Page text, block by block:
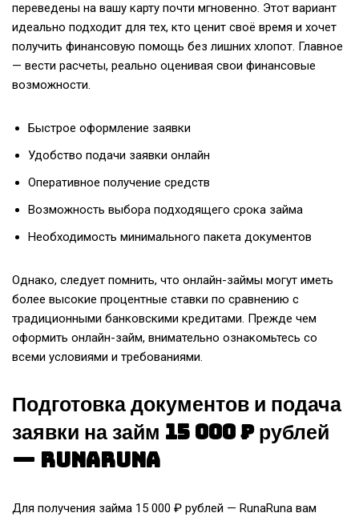
переведены на вашу карту почти мгновенно. Этот вариант
идеально подходит для тех, кто ценит своё время и хочет
получить финансовую помощь без лишних хлопот. Главное
— вести расчеты, реально оценивая свои финансовые
возможности.
Быстрое оформление заявки
Удобство подачи заявки онлайн
Оперативное получение средств
Возможность выбора подходящего срока займа
Необходимость минимального пакета документов
Однако, следует помнить, что онлайн-займы могут иметь
более высокие процентные ставки по сравнению с
традиционными банковскими кредитами. Прежде чем
оформить онлайн-займ, внимательно ознакомьтесь со
всеми условиями и требованиями.
Подготовка документов и подача
заявки на займ 15 000 ₽ рублей
— RunaRuna
Для получения займа 15 000 ₽ рублей — RunaRuna вам